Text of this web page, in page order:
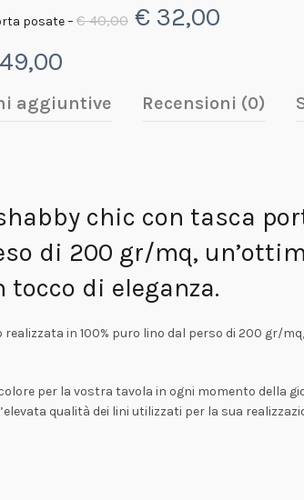
posate– €40,00 Il
originale
€ 32,00
attuale
49,00
prezzo
€ 49,00.
aggiuntive Recensioni (0)
chic con tasca
di 200 gr/mq,
di eleganza.
in 100% puro lino dal perso di 200 gr/
per la vostra tavola in ogni momento della
qualità dei lini utilizzati per la sua